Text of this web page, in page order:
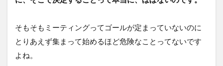
そもそもミーティングってゴールが定まっていないのに
とりあえず集まって始めるほど危険なことってないです
よね。